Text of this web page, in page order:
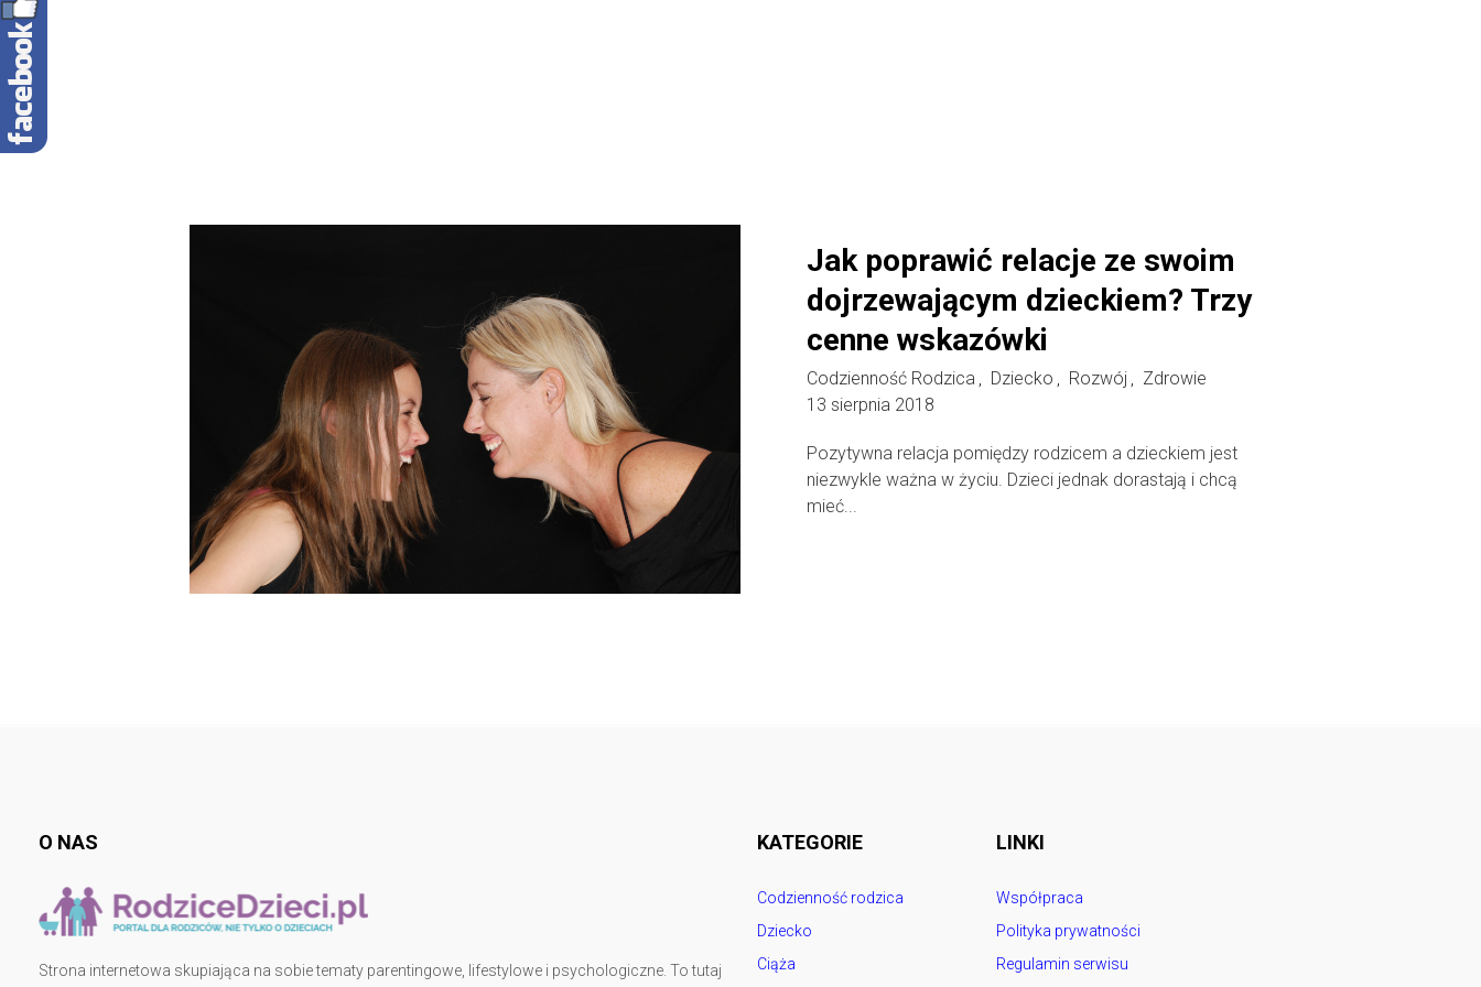
Jak poprawić relacje ze swoim
dojrzewającym dzieckiem? Trzy
cenne wskazówki
Codzienność Rodzica Dziecko Rozwój
Zdrowie
13 sierpnia 2018
Pozytywna relacja pomiędzy rodzicem a dzieckiem jest
niezwykle ważna w życiu. Dzieci jednak dorastają i chcą
mieć...
O NAS
Strona internetowa skupiająca na sobie tematy parentingowe, lifestylowe i psychologiczne. To tutaj
KATEGORIE
Codzienność rodzica
Dziecko
Ciąża
LINKI
Współpraca
Polityka prywatności
Regulamin serwisu